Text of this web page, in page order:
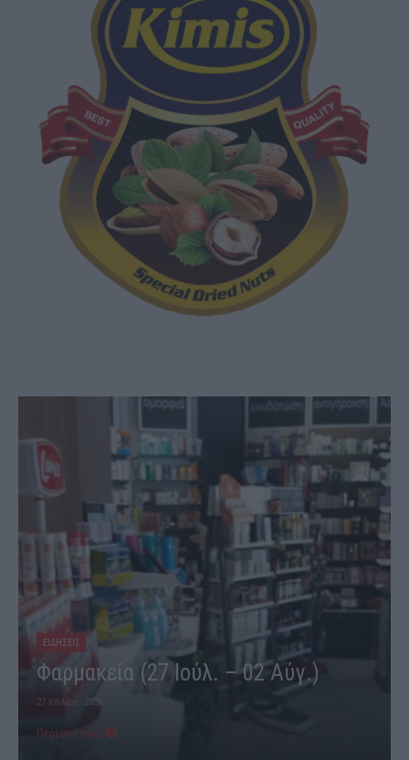
ΕΙΔΗΣΕΙΣ
Φαρμακεία (27 Ιούλ. – 02 Αύγ.)
27 Ιουλίου, 2026
Περισσότερα